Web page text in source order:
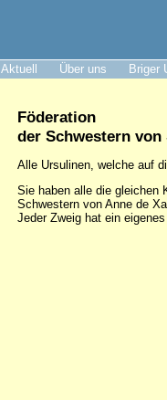
Aktuell Über uns Briger
Föderation
der Schwestern
Alle Ursulinen, welche auf
Sie haben alle die gleichen
Schwestern von Anne de
Jeder Zweig hat ein